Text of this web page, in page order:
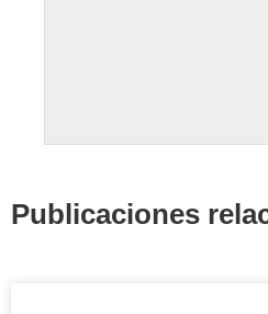
Publicaciones